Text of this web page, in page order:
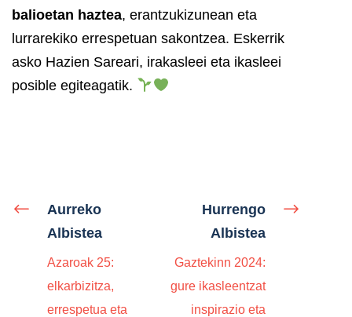
balioetan haztea, erantzukizunean eta
lurrarekiko errespetuan sakontzea. Eskerrik
asko Hazien Sareari, irakasleei eta ikasleei
posible egiteagatik.
Aurreko
Albistea
Azaroak 25:
elkarbizitza,
errespetua eta
Hurrengo
Albistea
Gaztekinn 2024:
gure ikasleentzat
inspirazio eta